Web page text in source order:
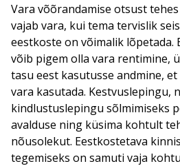
Vara võõrandamise otsust
vajab vara, kui tema tervislik
eestkoste on võimalik lõpetada.
võib pigem olla vara rentimine,
tasu eest kasutusse andmine,
vara kasutada. Kestvuslepingu,
kindlustuslepingu sõlmimiseks
avalduse ning küsima kohtult
nõusolekut. Eestkostetava
tegemiseks on samuti vaja